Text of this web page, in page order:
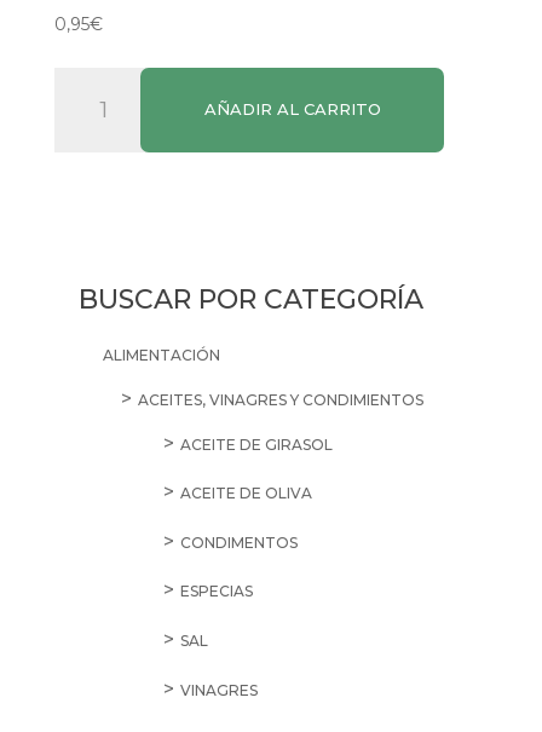
0,95€
AÑADIR AL CARRITO
BUSCAR POR CATEGORÍA
ALIMENTACIÓN
ACEITES, VINAGRES Y CONDIMIENTOS
ACEITE DE GIRASOL
ACEITE DE OLIVA
CONDIMENTOS
ESPECIAS
SAL
VINAGRES